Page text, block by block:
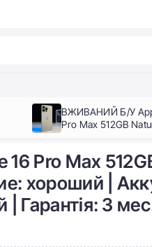
ВЖИВАНИЙ Б/У
Pro Max 512GB
Комплектация:
Pro Max
хороший |
Гарантія: 3